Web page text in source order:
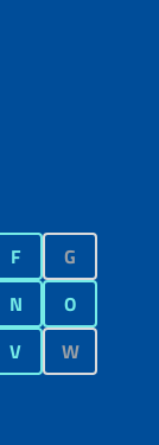
F
G
N
O
V
W